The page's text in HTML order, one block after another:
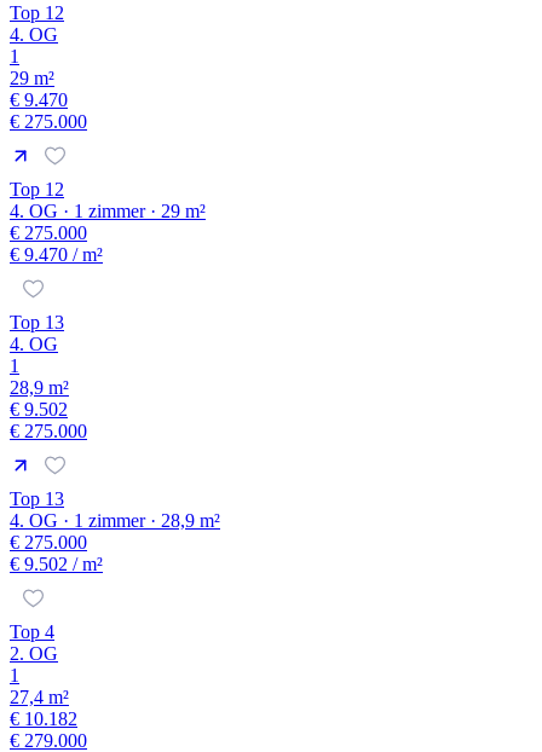
Top 12
4. OG
1
29 m²
€ 9.470
€ 275.000
Top 12
4. OG · 1 zimmer · 29 m²
€ 275.000
€ 9.470 / m²
Top 13
4. OG
1
28,9 m²
€ 9.502
€ 275.000
Top 13
4. OG · 1 zimmer · 28,9 m²
€ 275.000
€ 9.502 / m²
Top 4
2. OG
1
27,4 m²
€ 10.182
€ 279.000